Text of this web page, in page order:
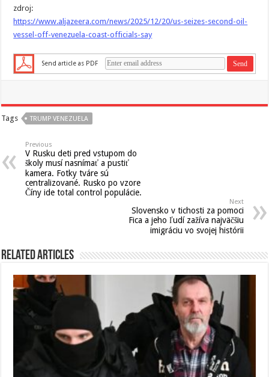
zdroj:
https://www.aljazeera.com/news/2025/12/20/us-seizes-second-oil-
vessel-off-venezuela-coast-officials-say
Send article as PDF
Tags TRUMP VENEZUELA
Previous
V Rusku deti pred vstupom do
školy musí nasnímať a pustiť
kamera. Fotky tváre sú
centralizované. Rusko po vzore
Číny ide total control populácie.
Next
Slovensko v tichosti za pomoci
Fica a jeho ľudí zažíva najväčšiu
imigráciu vo svojej histórii
Related Articles